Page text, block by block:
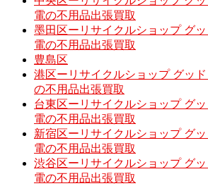
電の不用品出張買取
墨田区ーリサイクルショップ グ
電の不用品出張買取
豊島区
港区ーリサイクルショップ グッ
の不用品出張買取
台東区ーリサイクルショップ グ
電の不用品出張買取
新宿区ーリサイクルショップ グ
電の不用品出張買取
渋谷区ーリサイクルショップ グ
電の不用品出張買取